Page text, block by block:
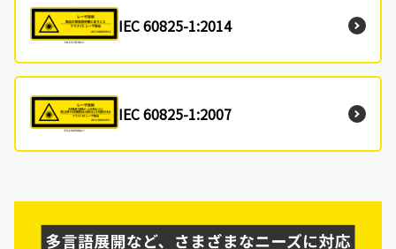
IEC 60825-1:2014
IEC 60825-1:2007